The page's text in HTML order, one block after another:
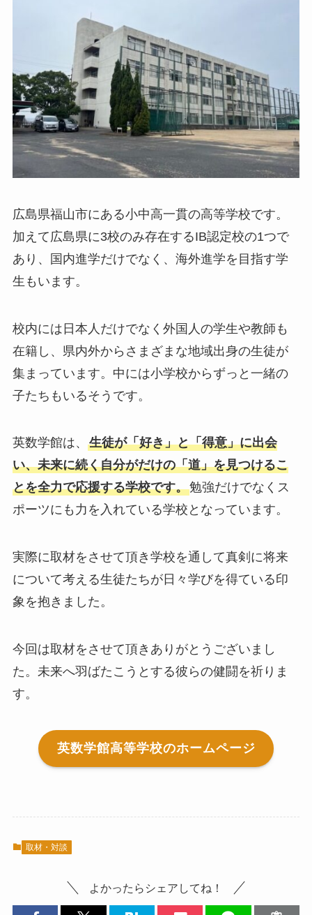
広島県福山市にある小中高一貫の高等学校です。
加えて広島県に3校のみ存在するIB認定校の1つで
あり、国内進学だけでなく、海外進学を目指す学
生もいます。
校内には日本人だけでなく外国人の学生や教師も
在籍し、県内外からさまざまな地域出身の生徒が
集まっています。中には小学校からずっと一緒の
子たちもいるそうです。
英数学館は、 生徒が「好き」と「得意」に出会
い、未来に続く自分がだけの「道」を見つけるこ
とを全力で応援する学校です。勉強だけでなくス
ポーツにも力を入れている学校となっています。
実際に取材をさせて頂き学校を通して真剣に将来
について考える生徒たちが日々学びを得ている印
象を抱きました。
今回は取材をさせて頂きありがとうございまし
た。未来へ羽ばたこうとする彼らの健闘を祈りま
す。
英数学館高等学校のホームページ
取材・対談
よかったらシェアしてね！